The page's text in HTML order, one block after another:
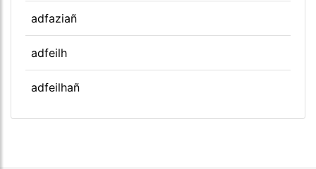
adfaziañ
adfeilh
adfeilhañ